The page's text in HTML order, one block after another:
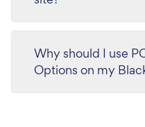
Why should I use
Options on my